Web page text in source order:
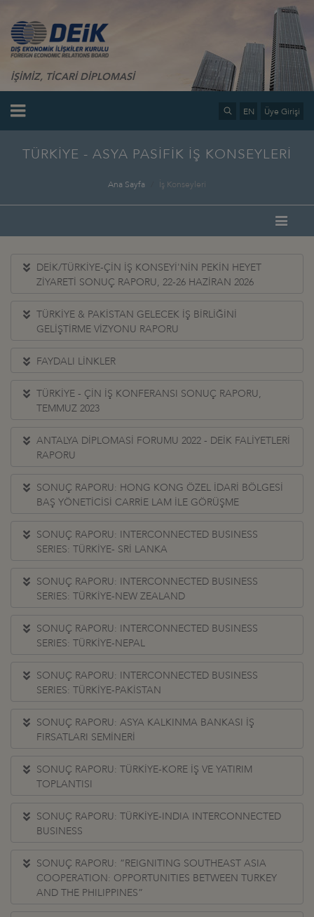
İŞİMİZ, TİCARİ DİPLOMASİ
EN Üye Girişi
TÜRKİYE - ASYA PASİFİK İŞ KONSEYLERİ
Ana Sayfa İş Konseyleri
DEİK/TÜRKİYE-ÇİN İŞ KONSEYİ'NİN PEKİN HEYET
ZİYARETİ SONUÇ RAPORU, 22-26 HAZİRAN 2026
TÜRKİYE & PAKİSTAN GELECEK İŞ BİRLİĞİNİ
GELİŞTİRME VİZYONU RAPORU
FAYDALI LİNKLER
TÜRKİYE - ÇİN İŞ KONFERANSI SONUÇ RAPORU,
TEMMUZ 2023
ANTALYA DİPLOMASİ FORUMU 2022 - DEİK FALİYETLERİ
RAPORU
SONUÇ RAPORU: HONG KONG ÖZEL İDARİ BÖLGESİ
BAŞ YÖNETİCİSİ CARRİE LAM İLE GÖRÜŞME
SONUÇ RAPORU: INTERCONNECTED BUSINESS
SERIES: TÜRKİYE- SRİ LANKA
SONUÇ RAPORU: INTERCONNECTED BUSINESS
SERIES: TÜRKİYE-NEW ZEALAND
SONUÇ RAPORU: INTERCONNECTED BUSINESS
SERIES: TÜRKİYE-NEPAL
SONUÇ RAPORU: INTERCONNECTED BUSINESS
SERIES: TÜRKİYE-PAKİSTAN
SONUÇ RAPORU: ASYA KALKINMA BANKASI İŞ
FIRSATLARI SEMİNERİ
SONUÇ RAPORU: TÜRKİYE-KORE İŞ VE YATIRIM
TOPLANTISI
SONUÇ RAPORU: TÜRKİYE-INDIA INTERCONNECTED
BUSINESS
SONUÇ RAPORU: ”REIGNITING SOUTHEAST ASIA
COOPERATION: OPPORTUNITIES BETWEEN TURKEY
AND THE PHILIPPINES”